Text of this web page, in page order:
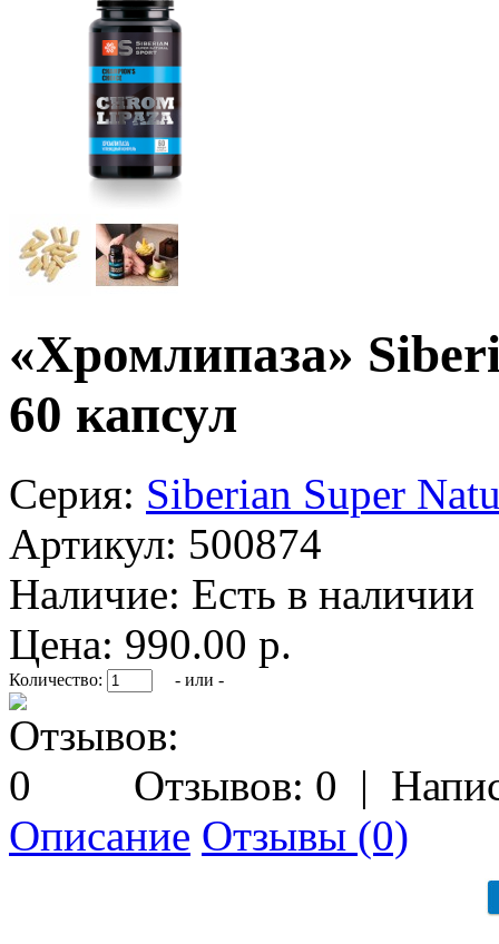
«Хромлипаза»
60 капсул
Серия: Siberian Super
Артикул: 500874
Наличие: Есть в наличии
Цена: 990.00 р.
Количество: - или -
Отзывов: 0 |
Описание Отзывы (0)